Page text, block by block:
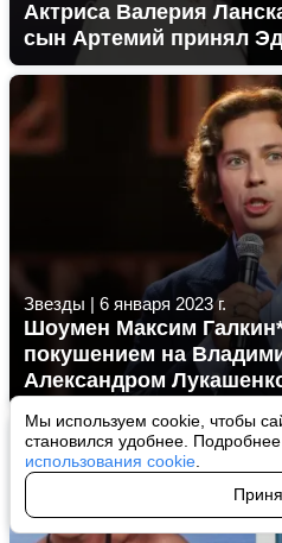
Мы используем cookie, чтобы
становился удобнее.
использования cookie
Актриса Валерия
сын Артемий принял
Звезды | 6 января 2023 г.
Шоумен Максим
покушением на
Александром